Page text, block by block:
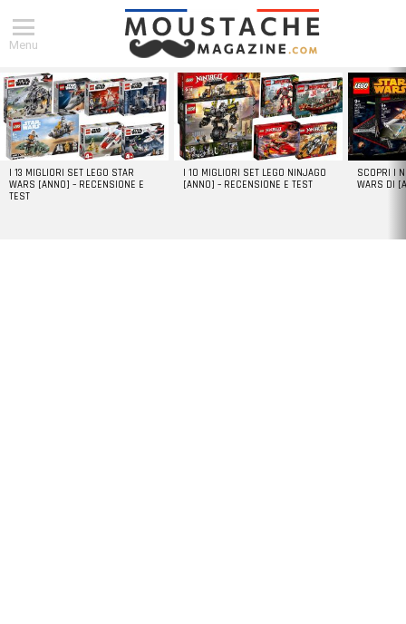
Menu
DERNIERS
ARTICLES
I 13 MIGLIORI SET LEGO STAR
WARS [ANNO] – RECENSIONE E
TEST
I 10 MIGLIORI SET LEGO NINJAGO
[ANNO] – RECENSIONE E TEST
SCOPRI I
WARS DI